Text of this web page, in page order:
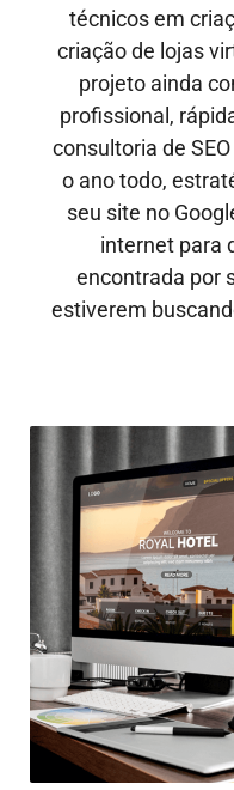
técnicos em
criação de lojas
projeto ainda
profissional,
consultoria de
o ano todo,
seu site no
internet para
encontrada por
estiverem